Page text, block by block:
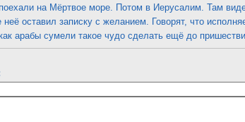
на Мёртвое море. Потом в Иерусалим. Там
неё оставил записку с желанием. Говорят, что
арабы сумели такое чудо сделать ещё до